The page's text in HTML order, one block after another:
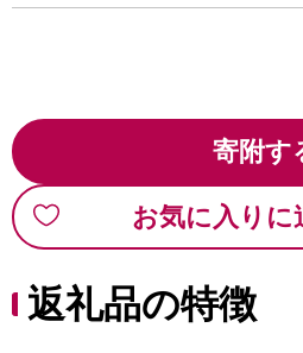
寄附す
お気に入りに
返礼品の特徴